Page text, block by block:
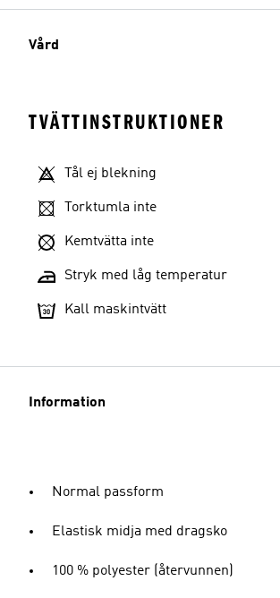
Vård
TVÄTTINSTRUKTIONER
Tål ej blekning
Torktumla inte
Kemtvätta inte
Stryk med låg temperatur
Kall maskintvätt
Information
Normal passform
Elastisk midja med dragsko
100 % polyester (återvunnen)